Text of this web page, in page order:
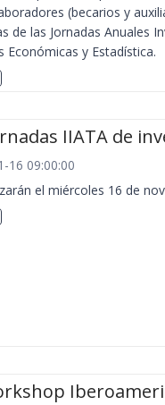
(becarios y
de las Jornadas Anuales
Económicas y Estadística.
IIATA de
16 09:00:00
el miércoles 16 de